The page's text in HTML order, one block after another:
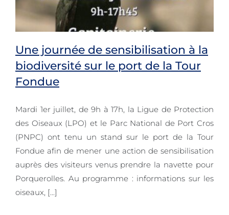
Une journée de sensibilisation à la
biodiversité sur le port de la Tour
Fondue
Une journée de sensibilisation à la
biodiversité sur le port de la Tour
Fondue
Mardi 1er juillet, de 9h à 17h, la Ligue de Protection
des Oiseaux (LPO) et le Parc National de Port Cros
(PNPC) ont tenu un stand sur le port de la Tour
Fondue afin de mener une action de sensibilisation
auprès des visiteurs venus prendre la navette pour
Porquerolles. Au programme : informations sur les
oiseaux, [...]